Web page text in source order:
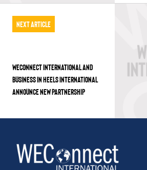
Next Article
WECONNECT INTERNATIONAL AND
BUSINESS IN HEELS INTERNATIONAL
ANNOUNCE NEW PARTNERSHIP